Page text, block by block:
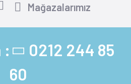
Mağazalarımız
: 0212 244 85
60